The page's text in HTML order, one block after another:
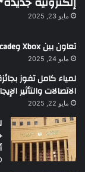
مايو 23, 2025
تعاون بين Xbox وAntstream Arcade
مايو 24, 2025
لمياء كامل تفوز
الاتصالات والتأثير
مايو 22, 2025